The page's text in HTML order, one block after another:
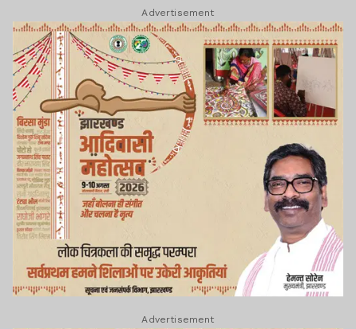
Advertisement
Advertisement